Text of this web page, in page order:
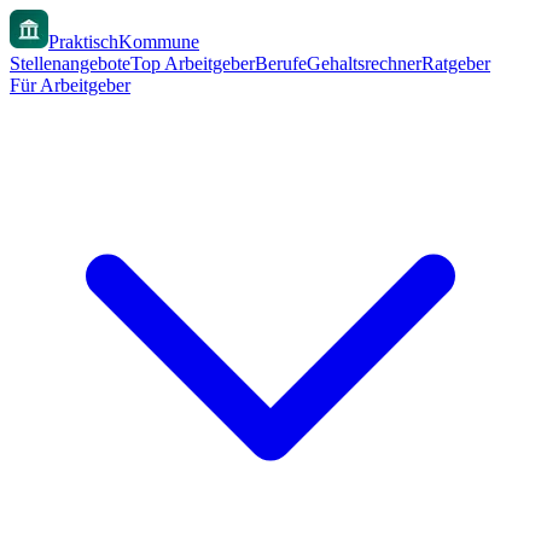
PraktischKommune
StellenangeboteTop ArbeitgeberBerufeGehaltsrechnerRatgeber
Für Arbeitgeber